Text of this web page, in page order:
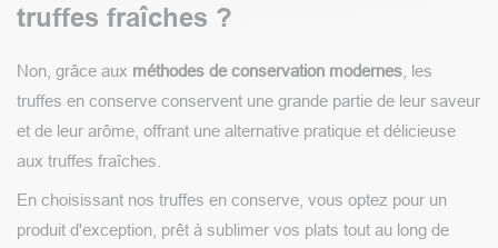
truffes fraîches ?
Non, grâce aux méthodes de conservation modernes , les
truffes en conserve conservent une grande partie de leur saveur
et de leur arôme, offrant une alternative pratique et délicieuse
aux truffes fraîches.
En choisissant nos truffes en conserve, vous optez pour un
produit d'exception, prêt à sublimer vos plats tout au long de